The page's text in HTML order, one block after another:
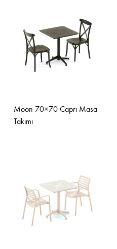
Moon 70×70 Capri Masa
Takımı